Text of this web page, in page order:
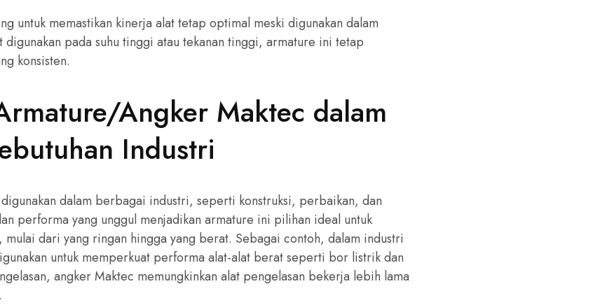
untuk memastikan kinerja alat tetap optimal meski digunakan dalam
digunakan pada suhu tinggi atau tekanan tinggi, armature ini tetap
konsisten.
Angker Maktec dalam
Industri
dalam berbagai industri, seperti konstruksi, perbaikan, dan
performa yang unggul menjadikan armature ini pilihan ideal untuk
dari yang ringan hingga yang berat. Sebagai contoh, dalam industri
untuk memperkuat performa alat-alat berat seperti bor listrik dan
angker Maktec memungkinkan alat pengelasan bekerja lebih lama